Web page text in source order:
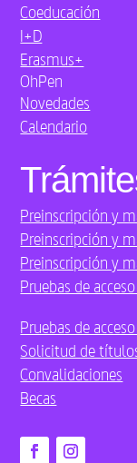
Coeducación
I+D
Erasmus+
OhPen
Novedades
Calendario
Preinscripción y
Preinscripción y
Preinscripción y
Pruebas de
Pruebas de
Solicitud de
Convalidaciones
Becas